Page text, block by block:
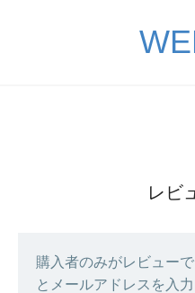
レビ
購入者のみがレビュー
とメールアドレスを入